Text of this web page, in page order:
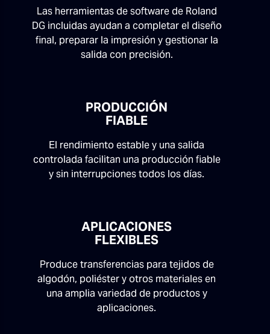
Las herramientas de software de Roland
DG incluidas ayudan a completar el diseño
final, preparar la impresión y gestionar la
salida con precisión.
PRODUCCIÓN
FIABLE
El rendimiento estable y una salida
controlada facilitan una producción fiable
y sin interrupciones todos los días.
APLICACIONES
FLEXIBLES
Produce transferencias para tejidos de
algodón, poliéster y otros materiales en
una amplia variedad de productos y
aplicaciones.